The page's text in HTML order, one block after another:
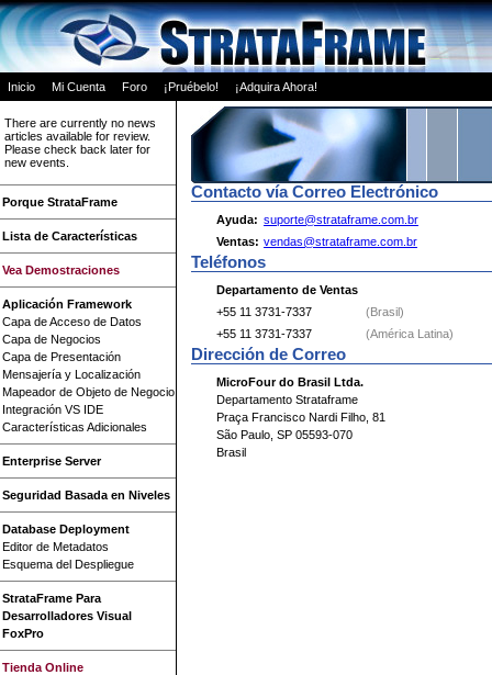
Inicio Mi Cuenta Foro ¡Pruébelo! ¡Adquira Ahora!
There are currently no news
articles available for review.
Please check back later for
new events.
Porque StrataFrame
Lista de Características
Vea Demostraciones
Aplicación Framework
Capa de Acceso de Datos
Capa de Negocios
Capa de Presentación
Mensajería y Localización
Mapeador de Objeto de Negocio
Integración VS IDE
Características Adicionales
Enterprise Server
Seguridad Basada en Niveles
Database Deployment
Editor de Metadatos
Esquema del Despliegue
StrataFrame Para
Desarrolladores Visual
FoxPro
Tienda Online
Contacto vía Correo Electrónico
Ayuda: suporte@strataframe.com.br
Ventas: vendas@strataframe.com.br
Teléfonos
Departamento de Ventas
+55 11 3731-7337
(Brasil)
+55 11 3731-7337
(América Latina)
Dirección de Correo
MicroFour do Brasil Ltda.
Departamento Strataframe
Praça Francisco Nardi Filho, 81
São Paulo, SP 05593-070
Brasil